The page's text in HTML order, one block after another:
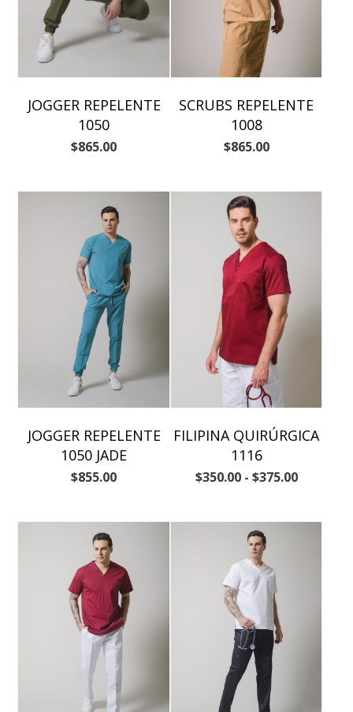
JOGGER REPELENTE
1050
$865.00
SCRUBS REPELENTE
1008
$865.00
JOGGER REPELENTE
1050 JADE
$855.00
FILIPINA QUIRÚRGICA
1116
$350.00 - $375.00